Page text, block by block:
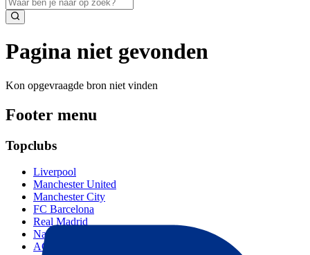
Pagina niet gevonden
Kon opgevraagde bron niet vinden
Footer menu
Topclubs
Liverpool
Manchester United
Manchester City
FC Barcelona
Real Madrid
Napoli
AC Milan